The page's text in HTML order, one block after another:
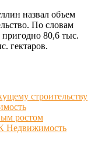
назвал объем
По словам
пригодно 80,6 тыс.
гектаров.
строительству
ростом
Недвижимость